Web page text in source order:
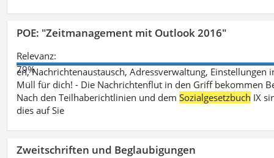
POE: "Zeitmanagement mit Outlook 2016"
Relevanz:
79%
en, Nachrichtenaustausch, Adressverwaltung,
Müll für dich! - Die Nachrichtenflut in den Griff bekommen
Nach den Teilhaberichtlinien und demSozialgesetzbuch IX
dies auf Sie
Zweitschriften und Beglaubigungen